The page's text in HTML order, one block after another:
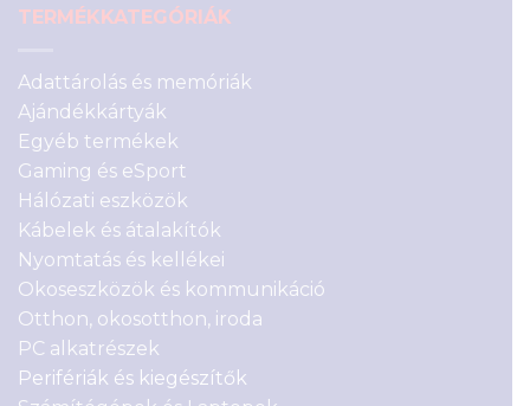
TERMÉKKATEGÓRIÁK
Adattárolás és memóriák
Ajándékkártyák
Egyéb termékek
Gaming és eSport
Hálózati eszközök
Kábelek és átalakítók
Nyomtatás és kellékei
Okoseszközök és kommunikáció
Otthon, okosotthon, iroda
PC alkatrészek
Perifériák és kiegészítők